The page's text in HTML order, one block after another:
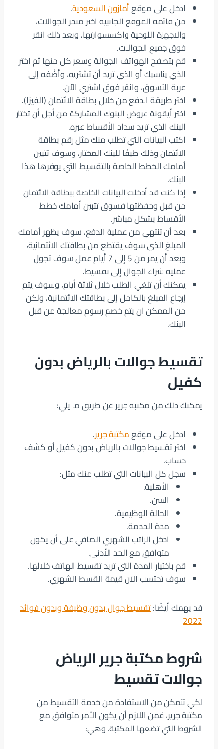
ادخل على موقعأمازون السعودية.
من قائمة الموقع الجانبية اختر متجر الجوالات،
والاجهزة اللوحية واكسسوارتها، وبعد ذلك انقر
فوق جميع الجوالات.
قم بتصفح الهواتف الجوالة وسعر كل منها ثم اختر
الذي يناسبك أو الذي تريد أن تشتريه، وأضْفه إلى
عربة التسوق، وانقر فوق اشتري الآن.
اختر طريقة الدفع من خلال بطاقة الائتمان (الفيزا).
اختر أيقونة عروض البنوك المشاركة من أجل أن تختار
البنك الذي تريد سداد الأقساط عبره.
اكتب البيانات التي تطلب منك مثل رقم بطاقة
الائتمان وذلك طبقًا للبنك المختار، وسوف تتبين
أمامك الخطط الخاصة بالتقسيط التي يوفرها هذا
البنك.
إذا كنت قد أدخلت البيانات الخاصة ببطاقة الائتمان
من قبل وحفظتها فسوق تتبين أمامك خطط
الأقساط بشكل مباشر.
بعد أن تنتهي من عملية الدفع، سوف يظهر أمامك
المبلغ الذي سوف يقتطع من بطاقتك الائتمانية،
وبعد أن يمر من 5 إلى 7 أيام عمل سوف تجول
عملية شراء الجوال إلى تقسيط.
يمكنك أن تلغي الطلب خلال ثلاثة أيام، وسوف يتم
إرجاع المبلغ بالكامل إلى بطاقتك الائتمانية، ولكن
من الممكن ان يتم خصم رسوم معالجة من قبل
البنك.
تقسيط جوالات بالرياض بدون
كفيل
يمكنك ذلك من مكتبة جرير عن طريق ما يلي:
ادخل على موقعمكتبة جرير.
اختر تقسيط جوالات بالرياض بدون كفيل أو كشف
حساب.
سجل كل البيانات التي تطلب منك مثل:
الأهلية.
السن.
الحالة الوظيفية.
مدة الخدمة.
ادخل الراتب الشهري الصافي على أن يكون
متوافق مع الحد الأدنى.
قم باختيار المدة التي تريد تقسيط الهاتف خلالها.
سوف تحتسب الآن قيمة القسط الشهري.
قد يهمك أيضًا:تقسيط جوال بدون وظيفة وبدون فوائد
2022
شروط مكتبة جرير الرياض
جوالات تقسيط
لكي تتمكن من الاستفادة من خدمة التقسيط من
مكتبة جرير، فمن اللازم أن يكون الأمر متوافق مع
الشروط التي تضعها المكتبة، وهي: